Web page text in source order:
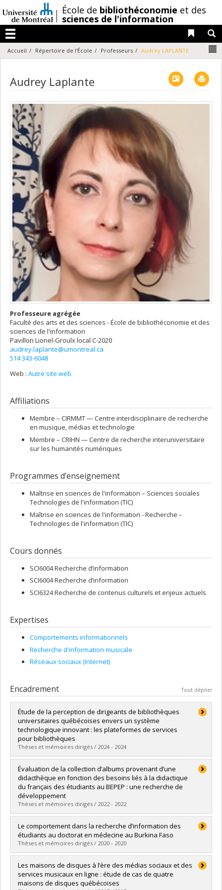
au
contenu
/École de bibliothéconomie et des
sciences de l'information
Menu
Liens
Accueil Répertoire de l'École Professeurs Audrey LAPLANTE
Audrey Laplante Vcard
Professeure agrégée
Faculté des arts et des sciences - École de bibliothéconomie et des
sciences de l'information
Pavillon Lionel-Groulxlocal C-2020
audrey.laplante@umontreal.ca
514 343-6048
Web : Autre site web
Affiliations
Membre – CIRMMT — Centre interdisciplinaire de recherche
en musique, médias et technologie
Membre – CRIHN — Centre de recherche interuniversitaire
sur les humanités numériques
Programmes d’enseignement
Maîtrise en sciences de l'information – Sciences sociales
Technologies de l'information (TIC)
Maîtrise en sciences de l'information - Recherche –
Technologies de l'information (TIC)
Cours donnés
SCI6004 Recherche d’information
SCI6004 Recherche d’information
SCI6324 Recherche de contenus culturels et enjeux actuels
Expertises
Comportements informationnels
Recherche d'information musicale
Réseaux sociaux (Internet)
Encadrement Tout déplier
Étude de la perception de dirigeants de bibliothèques
universitaires québécoises envers un système
technologique innovant : les plateformes de services
pour bibliothèques
Thèses et mémoires dirigés / 2024 - 2024
Diplômé(e) :Bertrand, Nicolas
Cycle :Maîtrise
Diplôme obtenu :M.S.I.
Lien vers le document dans Papyrus
Évaluation de la collection d’albums provenant d’une
didacthèque en fonction des besoins liés à la didactique
du français des étudiants au BEPEP : une recherche de
développement
Thèses et mémoires dirigés / 2022 - 2022
Diplômé(e) :DeRoy-Ringuette, Rachel
Cycle :Doctorat
Diplôme obtenu :Ph. D.
Lien vers le document dans Papyrus
Le comportement dans la recherche d’information des
étudiants au doctorat en médecine au Burkina Faso
Thèses et mémoires dirigés / 2020 - 2020
Diplômé(e) :Ouangré, Zoé Aubierge
Cycle :Doctorat
Diplôme obtenu :Ph. D.
Les maisons de disques à l’ère des médias sociaux et des
services musicaux en ligne : étude de cas de quatre
maisons de disques québécoises